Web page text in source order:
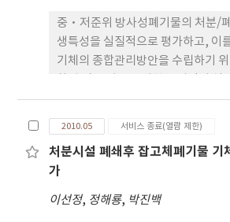
중·저준위 방사성폐기물의 처분/
생특성을 실질적으로 평가하고, 이
기체의 종합관리방안을 수립하기 위
필요하다. 이와 관련하여, 국내에서
경관리센터의 1단계 10만 드럼 처분
운영허가 후속조치의 일환으로 현장
실증실험시설이 설치/운영될 예정
초자료를 확보하기 위해, 세계 각국
으로 수행된 기체 발생 관련실험에
2010.05 서비스 종료(열람 제한)
처분시설 폐쇄후 잡고체폐기물 기
가
이선정, 정해룡, 박진백